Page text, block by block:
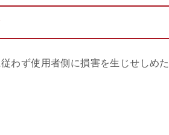
わず使用者側に損害を生じせしめ